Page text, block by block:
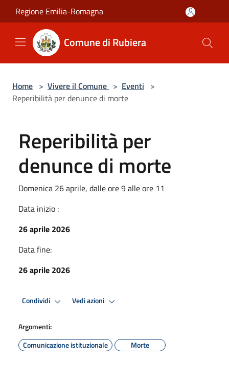
Salta al contenuto principale
Regione Emilia-Romagna
Comune di Rubiera
Home > Vivere il Comune > Eventi >
Reperibilità per denunce di morte
Reperibilità per
denunce di morte
Domenica 26 aprile, dalle ore 9 alle ore 11
Data inizio :
26 aprile 2026
Data fine:
26 aprile 2026
Condividi Vedi azioni
Argomenti:
Comunicazione istituzionale
Morte